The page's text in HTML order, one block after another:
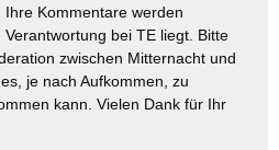
Kommentare werden
bei TE liegt. Bitte
zwischen Mitternacht und
je nach Aufkommen, zu
kann. Vielen Dank für Ihr